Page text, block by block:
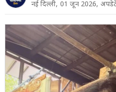
नई दिल्ली, 01 जून 2026,